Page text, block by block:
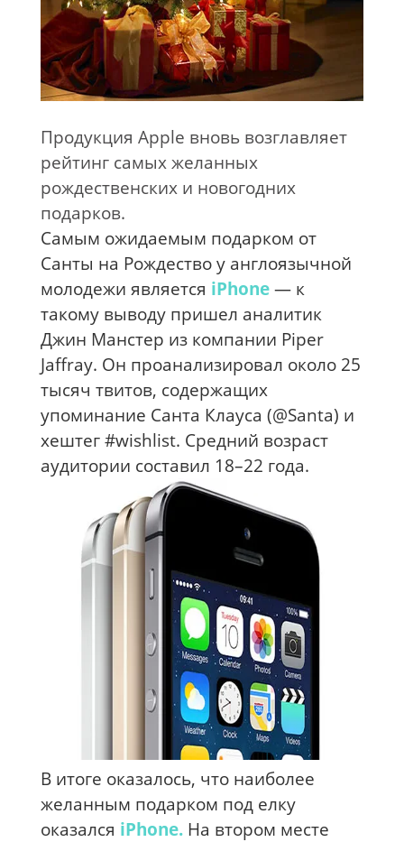
Продукция Apple вновь возглавляет
рейтинг самых желанных
рождественских и новогодних
подарков.
Самым ожидаемым подарком от
Санты на Рождество у англоязычной
молодежи является iPhone— к
такому выводу пришел аналитик
Джин Манстер из компании Piper
Jaffray. Он проанализировал около 25
тысяч твитов, содержащих
упоминание Санта Клауса (@Santa) и
хештег #wishlist. Средний возраст
аудитории составил 18–22 года.
В итоге оказалось, что наиболее
желанным подарком под елку
оказался iPhone.На втором месте